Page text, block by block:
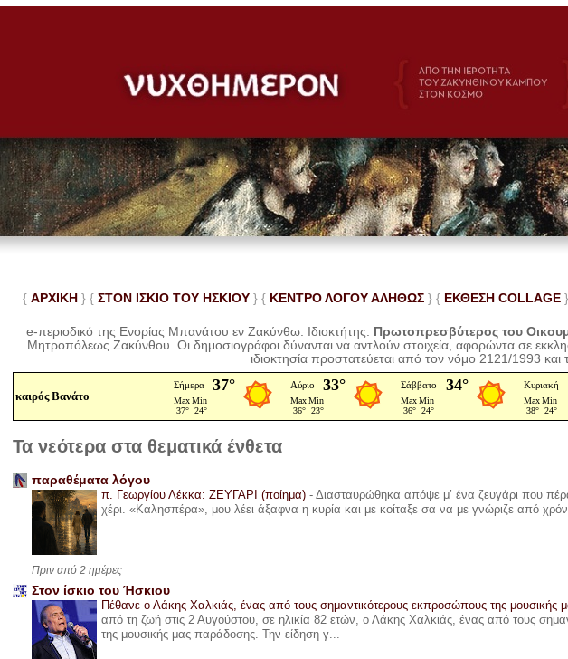
{ ΑΡΧΙΚΗ } { ΣΤΟΝ ΙΣΚΙΟ ΤΟΥ ΗΣΚΙΟΥ } { ΚΕΝΤΡΟ ΛΟΓΟΥ ΑΛΗΘΩΣ } { ΕΚΘΕΣΗ COLLAGE }
e-περιοδικό της Ενορίας Μπανάτου εν Ζακύνθω. Ιδιοκτήτης: Πρωτοπρεσβύτερος του
Μητροπόλεως Ζακύνθου.Οι δημοσιογράφοι δύνανται να αντλούν στοιχεία, αφορώντα σε
ιδιοκτησία προστατεύεται από τον νόμο 2121/1993
καιρός Βανάτο
Τα νεότερα στα θεματικά ένθετα
παραθέματα λόγου
π. Γεωργίου Λέκκα: ΖΕΥΓΑΡΙ (ποίημα) - Διασταυρώθηκα απόψε μ’ ένα ζευγάρι που
χέρι. «Καλησπέρα», μου λέει άξαφνα η κυρία και με κοίταξε σα να με γνώριζε από
Πριν από 2 ημέρες
Στον ίσκιο του Ήσκιου
Πέθανε ο Λάκης Χαλκιάς, ένας από τους σημαντικότερους εκπροσώπους της μουσικής
από τη ζωή στις 2 Αυγούστου, σε ηλικία 82 ετών, ο Λάκης Χαλκιάς, ένας από τους
της μουσικής μας παράδοσης. Την είδηση γ...